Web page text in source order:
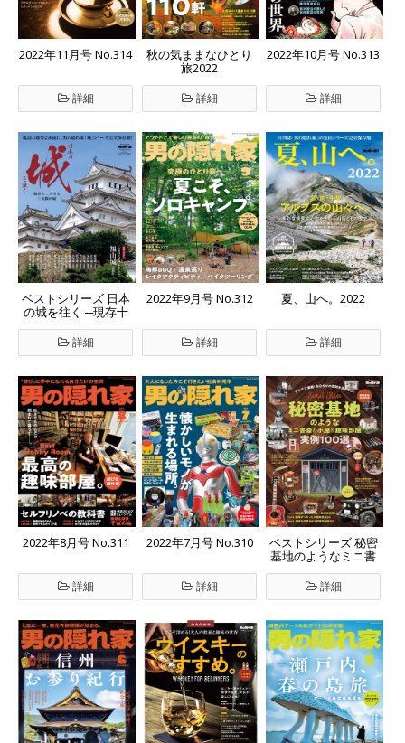
2022年11月号 No.314
詳細
秋の気ままなひとり
旅2022
詳細
2022年10月号 No.313
詳細
ベストシリーズ 日本
の城を往く ─現存十
二天守と三英傑の城─
詳細
2022年9月号 No.312
詳細
夏、山へ。2022
詳細
2022年8月号 No.311
詳細
2022年7月号 No.310
詳細
ベストシリーズ 秘密
基地のようなミニ書
斎＆小屋＆趣味部屋
詳細